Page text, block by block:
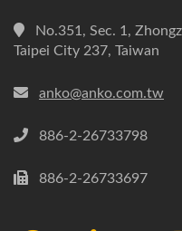
No.351, Sec. 1,
Taipei City 237, Taiwan
anko@anko.com.tw
886-2-26733798
886-2-26733697